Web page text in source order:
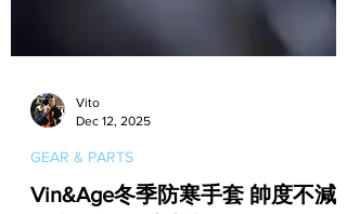
Dec 12, 2025
GEAR & PARTS